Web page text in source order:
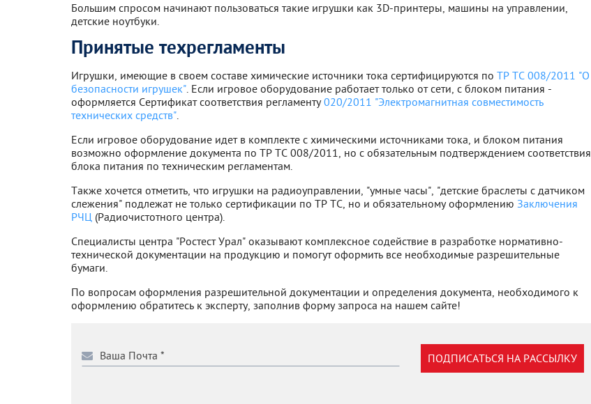
Большим спросом начинают пользоваться такие игрушки как 3D-принтеры, машины на управлении,
детские ноутбуки.
Принятые техрегламенты
Игрушки, имеющие в своем составе химические источники тока сертифицируются по ТР ТС 008/2011 "О
безопасности игрушек" . Если игровое оборудование работает только от сети, с блоком питания -
оформляется Сертификат соответствия регламенту020/2011 "Электромагнитная совместимость
технических средств"
Если игровое оборудование идет в комплекте с химическими источниками тока, и блоком питания
возможно оформление документа по ТР ТС 008/2011, но с обязательным подтверждением соответствия
блока питания по техническим регламентам.
Также хочется отметить, что игрушки на радиоуправлении, "умные часы", "детские браслеты с датчиком
слежения" подлежат не только сертификации по ТР ТС, но и обязательному оформлению Заключения
РЧЦ (Радиочистотного центра).
Специалисты центра "Ростест Урал" оказывают комплексное содействие в разработке нормативно-
технической документации на продукцию и помогут оформить все необходимые разрешительные
бумаги.
По вопросам оформления разрешительной документации и определения документа, необходимого к
оформлению обратитесь к эксперту, заполнив форму запроса на нашем сайте!
ПОДПИСАТЬСЯ НА РАССЫЛКУ